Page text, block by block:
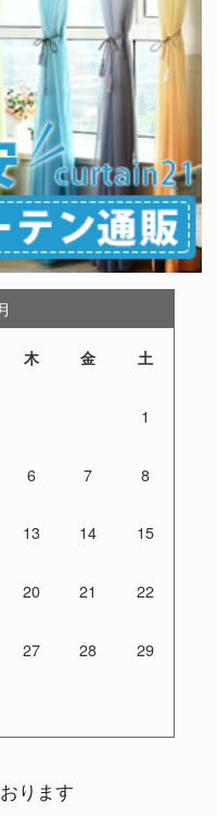
木 金 土
1
6 7 8
13 14 15
20 21 22
27 28 29
ります